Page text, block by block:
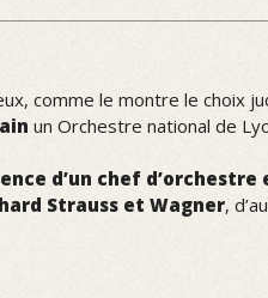
comme le montre le choix
un Orchestre national de
d’un chef
Strauss et Wagner,